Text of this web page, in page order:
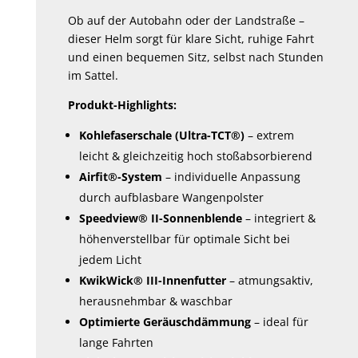
Ob auf der Autobahn oder der Landstraße –
dieser Helm sorgt für klare Sicht, ruhige Fahrt
und einen bequemen Sitz, selbst nach Stunden
im Sattel.
Produkt-Highlights:
Kohlefaserschale (Ultra-TCT®) – extrem
leicht & gleichzeitig hoch stoßabsorbierend
Airfit®-System – individuelle Anpassung
durch aufblasbare Wangenpolster
Speedview® II-Sonnenblende – integriert &
höhenverstellbar für optimale Sicht bei
jedem Licht
KwikWick® III-Innenfutter – atmungsaktiv,
herausnehmbar & waschbar
Optimierte Geräuschdämmung – ideal für
lange Fahrten